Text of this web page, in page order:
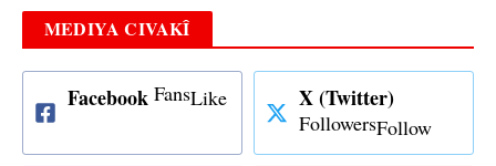
MEDIYA CIVAKÎ
Facebook FansLike X (Twitter)
FollowersFollow